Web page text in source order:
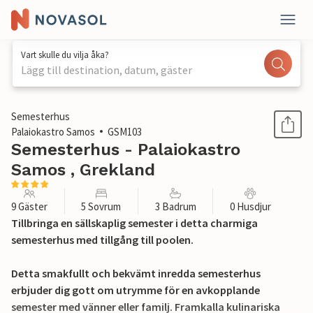
Vart skulle du vilja åka?
Lägg till destination, datum, gäster
1 / 33
Semesterhus
Palaiokastro Samos
GSM103
Semesterhus - Palaiokastro
Samos , Grekland
9 Gäster 5 Sovrum 3 Badrum 0 Husdjur
Tillbringa en sällskaplig semester i detta charmiga
semesterhus med tillgång till poolen.
Detta smakfullt och bekvämt inredda semesterhus
erbjuder dig gott om utrymme för en avkopplande
semester med vänner eller familj. Framkalla kulinariska